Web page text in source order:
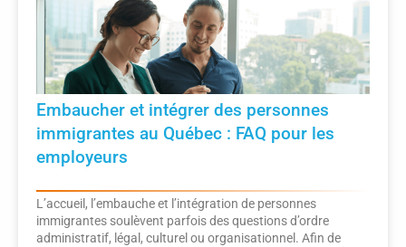
Embaucher et intégrer des personnes
immigrantes au Québec : FAQ pour les
employeurs
L’accueil, l’embauche et l’intégration de personnes
immigrantes soulèvent parfois des questions d’ordre
administratif, légal, culturel ou organisationnel. Afin de